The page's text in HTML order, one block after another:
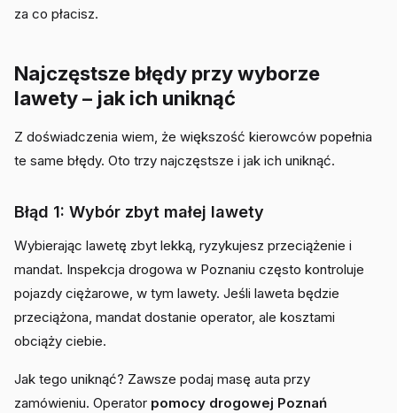
za co płacisz.
Najczęstsze błędy przy wyborze
lawety – jak ich uniknąć
Z doświadczenia wiem, że większość kierowców popełnia
te same błędy. Oto trzy najczęstsze i jak ich uniknąć.
Błąd 1: Wybór zbyt małej lawety
Wybierając lawetę zbyt lekką, ryzykujesz przeciążenie i
mandat. Inspekcja drogowa w Poznaniu często kontroluje
pojazdy ciężarowe, w tym lawety. Jeśli laweta będzie
przeciążona, mandat dostanie operator, ale kosztami
obciąży ciebie.
Jak tego uniknąć? Zawsze podaj masę auta przy
zamówieniu. Operator pomocy drogowej Poznań